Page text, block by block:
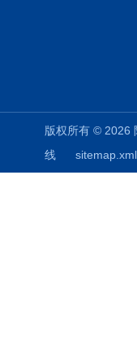
版权所有 © 2026
线
sitemap.xml